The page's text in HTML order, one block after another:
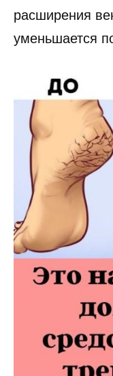
расширения
уменьшается